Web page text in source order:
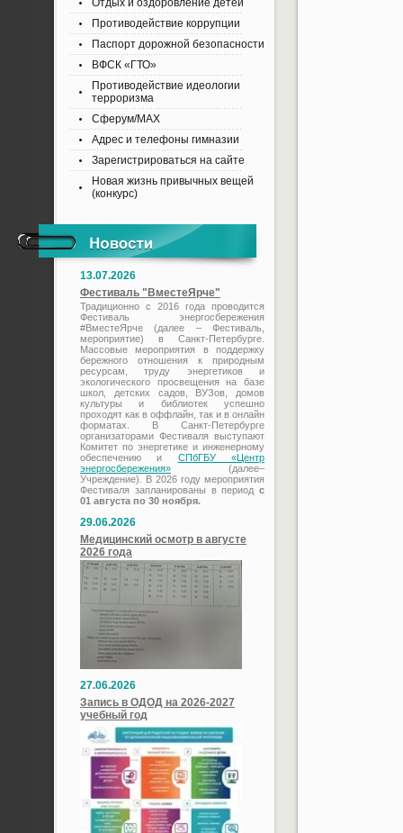
Отдых и оздоровление детей
Противодействие коррупции
Паспорт дорожной безопасности
ВФСК «ГТО»
Противодействие идеологии
терроризма
Сферум/MAX
Адрес и телефоны гимназии
Зарегистрироваться на сайте
Новая жизнь привычных вещей
(конкурс)
13.07.2026
Фестиваль "ВместеЯрче"
Традиционно с 2016 года проводится
Фестиваль энергосбережения
#ВместеЯрче (далее – Фестиваль,
мероприятие) в Санкт-Петербурге.
Массовые мероприятия в поддержку
бережного отношения к природным
ресурсам, труду энергетиков и
экологического просвещения на базе
школ, детских садов, ВУЗов, домов
культуры и библиотек успешно
проходят как в оффлайн, так и в онлайн
форматах. В Санкт-Петербурге
организаторами Фестиваля выступают
Комитет по энергетике и инженерному
обеспечению и СПбГБУ «Центр
энергосбережения» (далее–
Учреждение). В 2026 году мероприятия
Фестиваля запланированы в период с
01 августа по 30 ноября.
29.06.2026
Медицинский осмотр в августе
2026 года
27.06.2026
Запись в ОДОД на 2026-2027
учебный год